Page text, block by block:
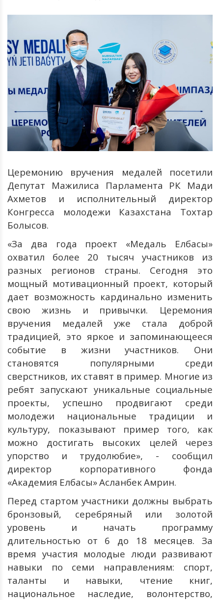
Церемонию вручения медалей
посетили
Депутат
Мажилиса Парламента РК Мади
Ахметов
и исполнительный
директор
Конгресса
молодежи Казахстана
Тохтар
Болысов.
«За два года проект «Медаль Елбасы»
охватил более 20 тысяч участников из
разных регионов страны. Сегодня это
мощный мотивационный проект, который
дает возможность кардинально изменить
свою
жизнь и привычки. Церемония
вручения
медалей уже стала
доброй
традицией, это яркое и запоминающееся
событие
в жизни участников. Они
становятся
популярными
среди
сверстников, их ставят в пример. Многие из
ребят запускают уникальные социальные
проекты, успешно продвигают
среди
молодежи
национальные традиции
и
культуру, показывают пример того, как
можно
достигать высоких целей
через
упорство
и трудолюбие», - сообщил
директор
корпоративного
фонда
«Академия Елбасы»АсланбекАмрин.
Перед стартом участники должны выбрать
бронзовый, серебряный или
золотой
уровень
и начать
программу
длительностью
от 6 до 18 месяцев.За
время участия молодые люди развивают
навыки
по семи направлениям: спорт,
таланты
и навыки, чтение книг,
национальное
наследие, волонтерство,